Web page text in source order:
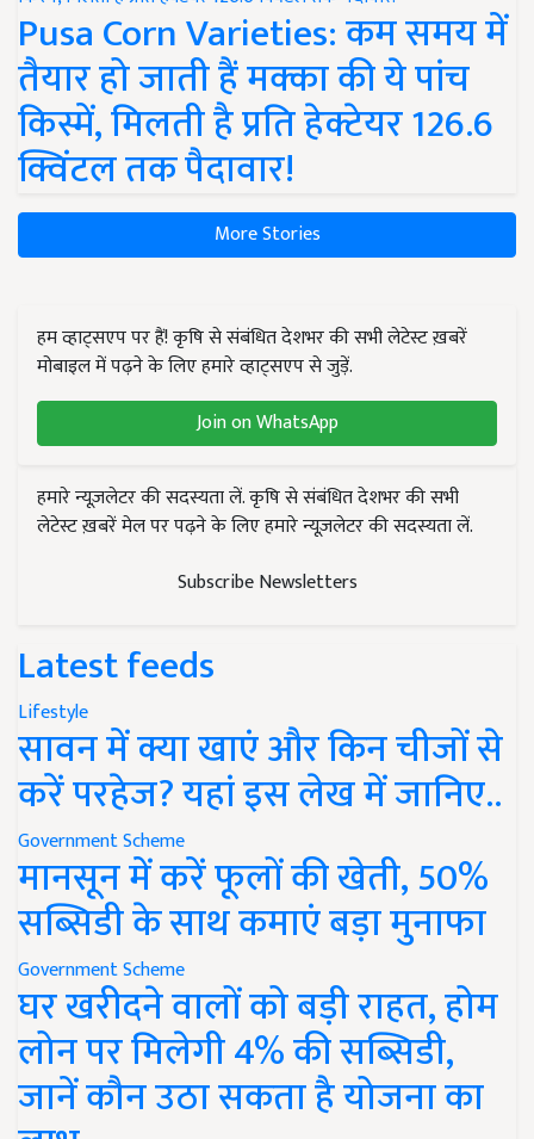
Pusa Corn Varieties: कम समय में
तैयार हो जाती हैं मक्का की ये पांच
किस्में, मिलती है प्रति हेक्टेयर 126.6
क्विंटल तक पैदावार!
More Stories
हम व्हाट्सएप पर हैं! कृषि से संबंधित देशभर की सभी लेटेस्ट ख़बरें
मोबाइल में पढ़ने के लिए हमारे व्हाट्सएप से जुड़ें.
Join on WhatsApp
हमारे न्यूज़लेटर की सदस्यता लें. कृषि से संबंधित देशभर की सभी
लेटेस्ट ख़बरें मेल पर पढ़ने के लिए हमारे न्यूज़लेटर की सदस्यता लें.
Subscribe Newsletters
Latest feeds
Lifestyle
सावन में क्या खाएं और किन चीजों से
करें परहेज? यहां इस लेख में जानिए..
Government Scheme
मानसून में करें फूलों की खेती, 50%
सब्सिडी के साथ कमाएं बड़ा मुनाफा
Government Scheme
घर खरीदने वालों को बड़ी राहत, होम
लोन पर मिलेगी 4% की सब्सिडी,
जानें कौन उठा सकता है योजना का